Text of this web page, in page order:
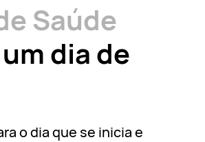
Saúde
dia de
o dia que se inicia e